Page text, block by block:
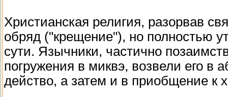
Христианская религия, разорвав
обряд ("крещение"), но полностью
сути. Язычники, частично
погружения в миквэ, возвели его в
действо, а затем и в приобщение к